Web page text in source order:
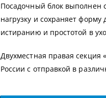
Посадочный блок выполнен
нагрузку и сохраняет
истиранию и простотой в
Двухместная правая секция
России с отправкой в